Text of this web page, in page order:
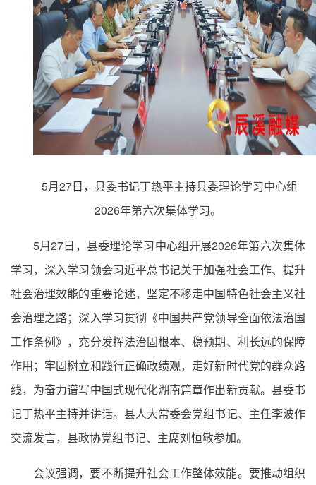
5月27日，县委书记丁热平主持县委理论学习中心组
2026年第六次集体学习。
5月27日，县委理论学习中心组开展2026年第六次集体
学习，深入学习领会习近平总书记关于加强社会工作、提升
社会治理效能的重要论述，坚定不移走中国特色社会主义社
会治理之路；深入学习贯彻《中国共产党领导全面依法治国
工作条例》，充分发挥法治固根本、稳预期、利长远的保障
作用；牢固树立和践行正确政绩观，走好新时代党的群众路
线，为奋力谱写中国式现代化湖南篇章作出新贡献。县委书
记丁热平主持并讲话。县人大常委会党组书记、主任李波作
交流发言，县政协党组书记、主席刘恒敏参加。
会议强调，要不断提升社会工作整体效能。要推动组织